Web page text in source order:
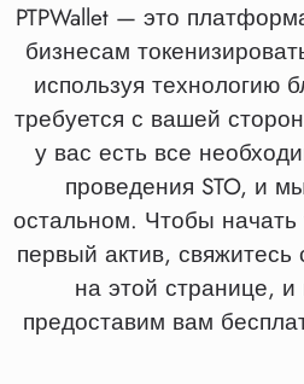
PTPWallet — это
бизнесам
используя технологию
требуется с вашей
у вас есть все
проведения STO, и
остальном. Чтобы начать
первый актив,
на этой странице,
предоставим вам